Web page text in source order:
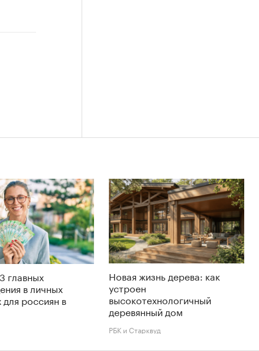
главных
в личных
россиян в
Новая жизнь дерева: как
устроен
высокотехнологичный
деревянный дом
РБК и Старквуд